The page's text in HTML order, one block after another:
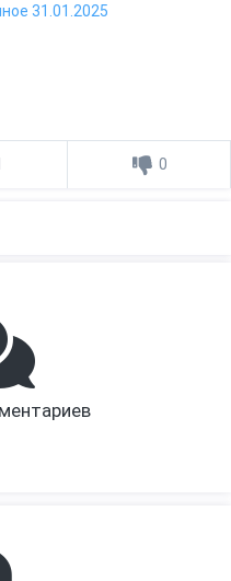
31.01.2025
0